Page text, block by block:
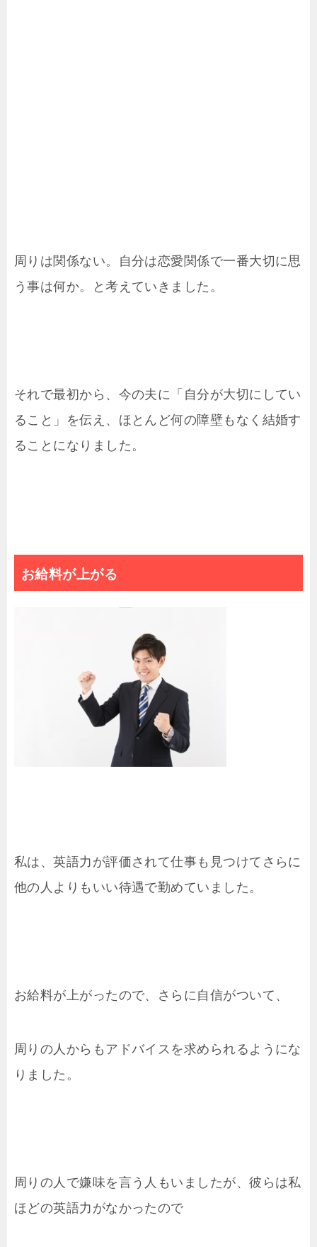
周りは関係ない。自分は恋愛関係で一番大切に思
う事は何か。と考えていきました。
それで最初から、今の夫に「自分が大切にしてい
ること」を伝え、ほとんど何の障壁もなく結婚す
ることになりました。
お給料が上がる
私は、英語力が評価されて仕事も見つけてさらに
他の人よりもいい待遇で勤めていました。
お給料が上がったので、さらに自信がついて、
周りの人からもアドバイスを求められるようにな
りました。
周りの人で嫌味を言う人もいましたが、彼らは私
ほどの英語力がなかったので